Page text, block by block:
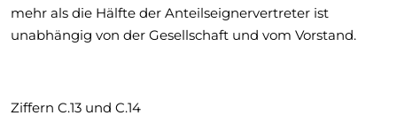
mehr als die Hälfte der Anteilseignervertreter ist
unabhängig von der Gesellschaft und vom Vorstand.
Ziffern C.13 und C.14